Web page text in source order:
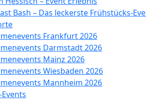
Bash – Das leckerste Frühstücks-
Frankfurt 2026
Darmstadt 2026
Mainz 2026
Wiesbaden 2026
Mannheim 2026